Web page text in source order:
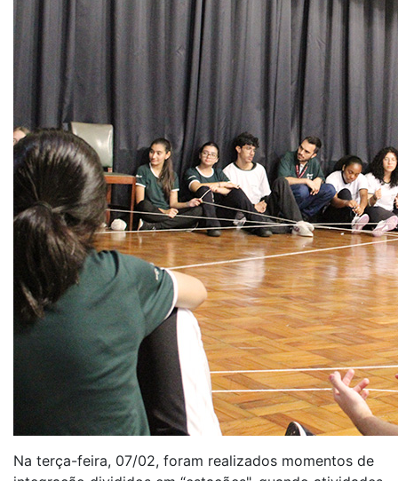
Na terça-feira, 07/02, foram realizados momentos de